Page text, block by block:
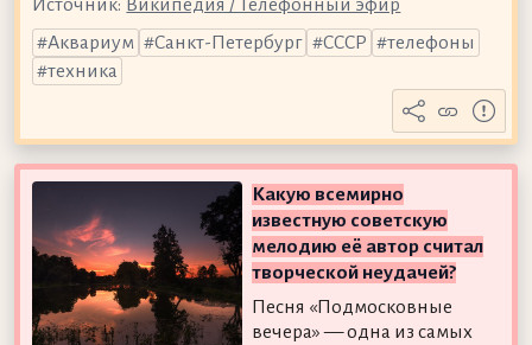
Источник: Википедия / Телефонный эфир
Аквариум
Санкт-Петербург СССР
телефоны
техника
Какую всемирно
известную советскую
мелодию её автор считал
творческой неудачей?
Песня «Подмосковные
вечера» — одна из самых